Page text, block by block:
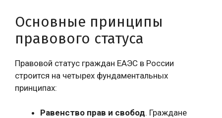
Основные принципы
правового статуса
Правовой статус граждан ЕАЭС в России
строится на четырех фундаментальных
принципах:
Равенство прав и свобод. Граждане